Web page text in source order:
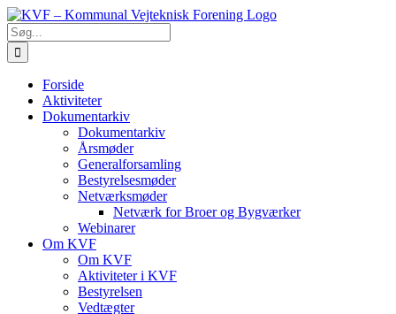
Skip
to
content
Søg
efter:
Forside
Aktiviteter
Dokumentarkiv
Dokumentarkiv
Årsmøder
Generalforsamling
Bestyrelsesmøder
Netværksmøder
Netværk for Broer og Bygværker
Webinarer
Om KVF
Om KVF
Aktiviteter i KVF
Bestyrelsen
Vedtægter